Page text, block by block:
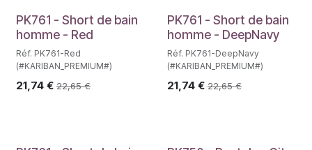
PK761 - Short de bain
homme - Red
Réf. PK761-Red
(#KARIBAN_PREMIUM#)
21,74 € 22,65€
PK761 - Short de bain
homme - DeepNavy
Réf. PK761-DeepNavy
(#KARIBAN_PREMIUM#)
21,74€ 22,65€